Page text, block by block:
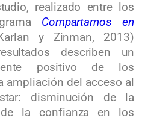
realizado entre los
Compartamos en
y Zinman, 2013)
describen un
positivo de los
ampliación del acceso al
disminución de la
de la confianza en los